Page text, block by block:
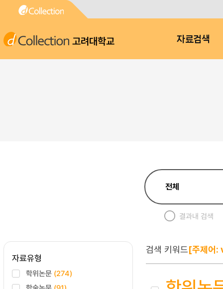
고려대학교 자료검색
결과내 검색
자료유형
학위논문 (274)
검색 키워드[주제어